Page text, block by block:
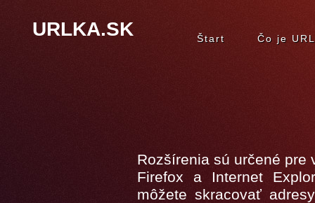
URLKA.SK Štart Čo je
Rozšírenia sú určené pre
Firefox a Internet
môžete skracovať